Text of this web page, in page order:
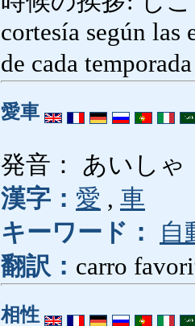
cortesía según las
de cada
愛車
発音： あいしゃ
漢字： 愛 , 車
キーワード：
自
翻訳： carro
相性